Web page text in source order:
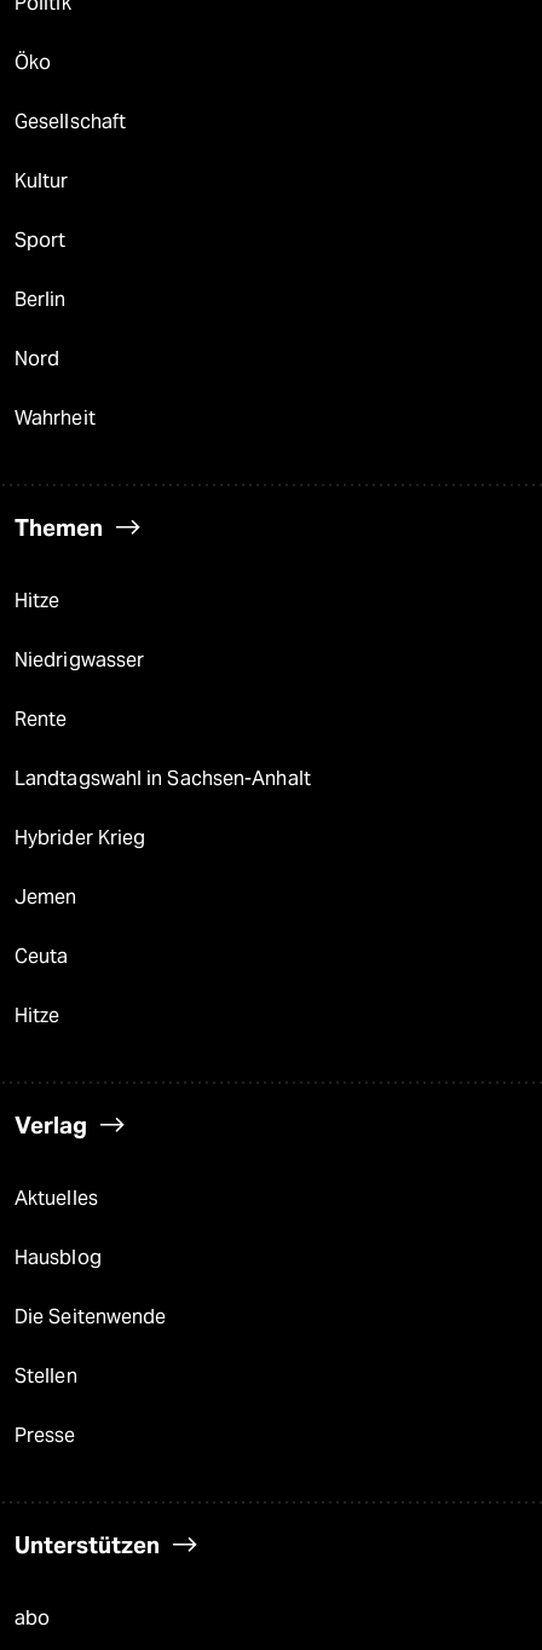
Öko
Gesellschaft
Kultur
Sport
Berlin
Nord
Wahrheit
Themen
Hitze
Niedrigwasser
Rente
Landtagswahl in Sachsen-Anhalt
Hybrider Krieg
Jemen
Ceuta
Hitze
Verlag
Aktuelles
Hausblog
Die Seitenwende
Stellen
Presse
Unterstützen
abo